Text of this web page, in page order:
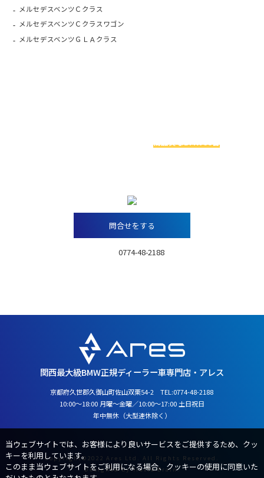
メルセデスベンツＣクラス
メルセデスベンツＣクラスワゴン
メルセデスベンツＧＬＡクラス
高品質なBMW60台を
問合せをする
TEL：0774-48-2188
関西最大級BMW正規ディーラー車専門店・アレス
京都府久世郡久御山町佐山双栗54-2 TEL:0774-48-2188
10:00～18:00 月曜～金曜／10:00～17:00 土日祝日
年中無休（大型連休除く）
Copyright©2022 Ares Ltd. All Rights Reserved.
Designed byTratto Brain.
当ウェブサイトでは、お客様により良いサービスをご提供するため、クッ
キーを利用しています。
このまま当ウェブサイトをご利用になる場合、クッキーの使用に同意いた